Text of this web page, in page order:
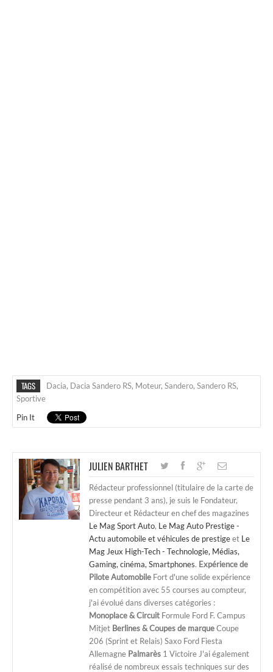
TAGS Dacia, Dacia Sandero RS, Moteur, Sandero, Sandero RS,
Sportive
Pin It
JULIEN BARTHET
Rédacteur professionnel (titulaire de la carte de
presse pendant 3 ans), je suis le Fondateur,
Directeur et Rédacteur en chef des magazines
Le Mag Sport Auto, Le Mag Auto Prestige -
Actu automobile et véhicules de prestigeet Le
Mag Jeux High-Tech - Technologie, Médias,
Gaming, cinéma, Smartphones. Expérience de
Pilote Automobile Fort d'une solide expérience
en compétition avec 55 courses au compteur,
j'ai évolué dans diverses catégories :
Monoplace & Circuit Formule Ford F. Campus
Mitjet Berlines & Coupes de marqueCoupe
206 (Sprint et Relais) Saxo Ford Fiesta
Allemagne Palmarès 1 Victoire J'ai également
réalisé de nombreux essais techniques sur des